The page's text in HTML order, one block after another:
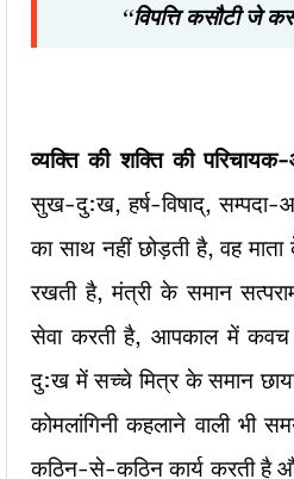
“विपत्ति कसौटी जे
व्यक्ति की शक्ति की
सुख-दु:ख, हर्ष-विषाद्, सम्पदा-
का साथ नहीं छोड़ती है, वह
रखती है, मंत्री के समान
सेवा करती है, आपकाल में
दु:ख में सच्चे मित्र के समान
कोमलांगिनी कहलाने वाली भी
कठिन-से-कठिन कार्य करती है